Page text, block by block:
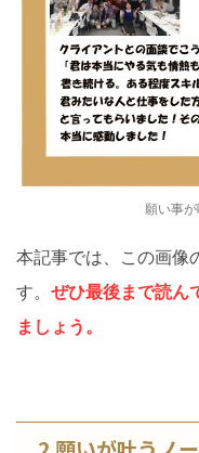
願い事
本記事では、この画像
す。 ぜひ最後まで読ん
ましょう。